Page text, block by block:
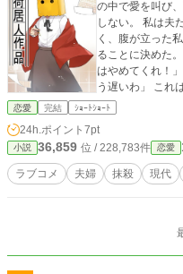
の中で愛を叫び
しない。 私は夫だけを愛しているのに………あまりにうるさ
く、腹が立った
ることに決めた。 「ミスティー！それだけは………それだけ
はやめてくれ！」 「やっと名前を呼んでくれたのね。でもも
う遅いわ」 これはその存在の首を私が折るまでのお話。 あら
すじこそこんな
とタイトルに釣
い。謎と言うほどではあ
終わります。暇
恋愛 完結 ｼｮｰﾄｼｮｰﾄ
24h.ポイント 7pt
小説 36,859 位 / 228,783件 恋愛
ラブコメ 夫婦 抹殺 現代